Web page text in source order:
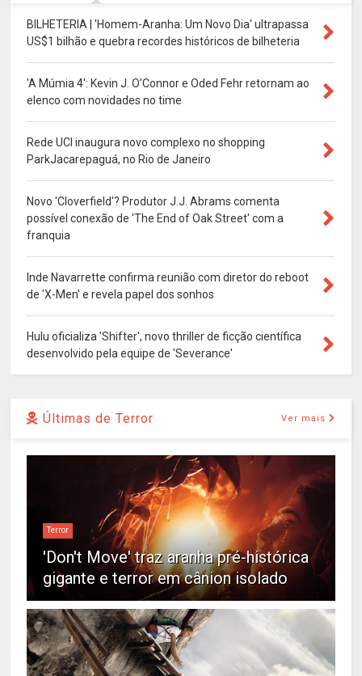
BILHETERIA | 'Homem-Aranha: Um Novo Dia' ultrapassa
US$1 bilhão e quebra recordes históricos de bilheteria
'A Múmia 4': Kevin J. O’Connor e Oded Fehr retornam ao
elenco com novidades no time
Rede UCI inaugura novo complexo no shopping
ParkJacarepaguá, no Rio de Janeiro
Novo 'Cloverfield'? Produtor J.J. Abrams comenta
possível conexão de 'The End of Oak Street' com a
franquia
Inde Navarrette confirma reunião com diretor do reboot
de 'X-Men' e revela papel dos sonhos
Hulu oficializa 'Shifter', novo thriller de ficção científica
desenvolvido pela equipe de 'Severance'
Últimas de Terror Ver mais
Terror
'Don't Move' traz aranha pré-histórica
gigante e terror em cânion isolado